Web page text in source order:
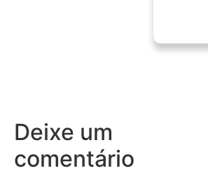
Deixe um
comentário